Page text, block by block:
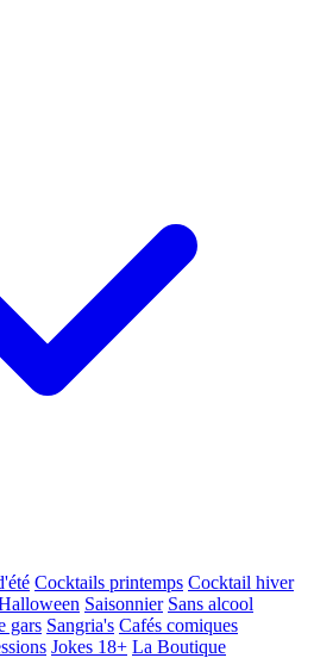
Cocktails printemps Cocktail hiver
Saisonnier Sans alcool
gars Sangria's Cafés comiques
Jokes 18+ La Boutique